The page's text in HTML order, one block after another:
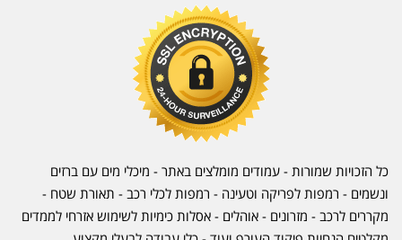
כל הזכויות שמורות - עמודים מומלצים באתר - מיכלי מים עם ברזים
ונשמים - רמפות לפריקה וטעינה - רמפות לכלי רכב - תאורת שטח -
מקררים לרכב - מזרונים - אוהלים - אסלות כימיות לשימוש אזרחי לממדים